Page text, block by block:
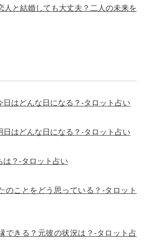
人と結婚しても大丈夫？二人の未来を
日はどんな日になる？-タロット占い
日はどんな日になる？-タロット占い
は？-タロット占い
のことをどう思っている？-タロット
できる？元彼の状況は？-タロット占